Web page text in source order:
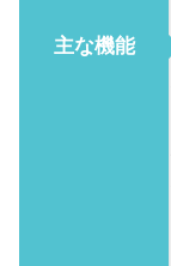
主な機能